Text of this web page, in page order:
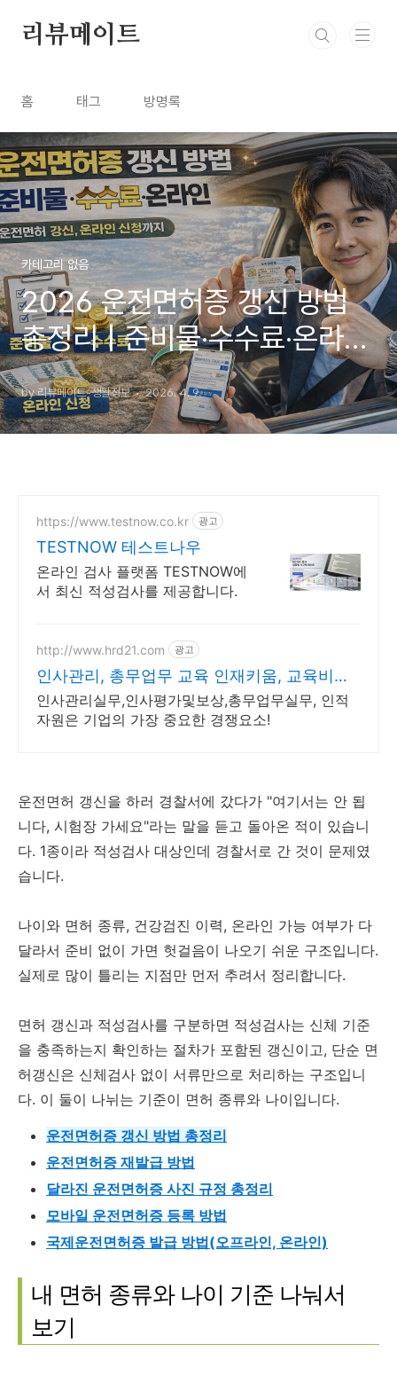
리뷰메이트
홈 태그 방명록
카테고리 없음
2026 운전면허증 갱신 방법
총정리 | 준비물·수수료·온라인
신청까지 - 1종·2종 헷갈리면
시험장 두 번 갑니다
by 리뷰메이트-생활정보 2026. 4. 9.
https://www.testnow.co.kr 광고
TESTNOW 테스트나우
온라인 검사 플랫폼 TESTNOW에
서 최신 적성검사를 제공합니다.
http://www.hrd21.com 광고
인사관리, 총무업무 교육 인재키움, 교육비환
급 95%
인사관리실무,인사평가및보상,총무업무실무, 인적
자원은 기업의 가장 중요한 경쟁요소!
운전면허 갱신을 하러 경찰서에 갔다가 "여기서는 안 됩
니다, 시험장 가세요"라는 말을 듣고 돌아온 적이 있습니
다. 1종이라 적성검사 대상인데 경찰서로 간 것이 문제였
습니다.
나이와 면허 종류, 건강검진 이력, 온라인 가능 여부가 다
달라서 준비 없이 가면 헛걸음이 나오기 쉬운 구조입니다.
실제로 많이 틀리는 지점만 먼저 추려서 정리합니다.
면허 갱신과 적성검사를 구분하면 적성검사는 신체 기준
을 충족하는지 확인하는 절차가 포함된 갱신이고, 단순 면
허갱신은 신체검사 없이 서류만으로 처리하는 구조입니
다. 이 둘이 나뉘는 기준이 면허 종류와 나이입니다.
운전면허증 갱신 방법 총정리
운전면허증 재발급 방법
달라진 운전면허증 사진 규정 총정리
모바일 운전면허증 등록 방법
국제운전면허증 발급 방법(오프라인, 온라인)
내 면허 종류와 나이 기준 나눠서
보기